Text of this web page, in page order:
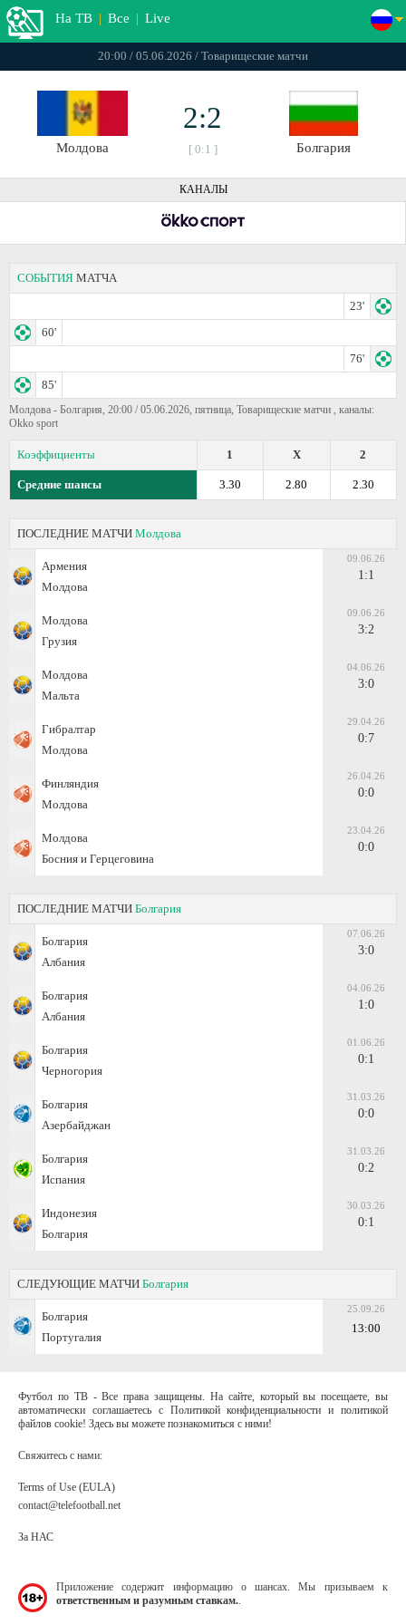
На ТВ | Все | Live
20:00 / 05.06.2026 / Товарищеские матчи
Молдова
2:2
[ 0:1 ] Болгария
КАНАЛЫ
СОБЫТИЯ МАТЧА
23'
60'
76'
85'
Молдова - Болгария, 20:00 / 05.06.2026, пятница, Товарищеские матчи , каналы:
Okko sport
Коэффициенты 2
X
1
Средние шансы 2.30
2.80
3.30
ПОСЛЕДНИЕ МАТЧИ Молдова
Армения
Молдова
09.06.26
1:1
Молдова
Грузия
09.06.26
3:2
Молдова
Мальта
04.06.26
3:0
Гибралтар
Молдова
29.04.26
0:7
Финляндия
Молдова
26.04.26
0:0
Молдова
Босния и Герцеговина
23.04.26
0:0
ПОСЛЕДНИЕ МАТЧИ Болгария
Болгария
Албания
07.06.26
3:0
Болгария
Албания
04.06.26
1:0
Болгария
Черногория
01.06.26
0:1
Болгария
Азербайджан
31.03.26
0:0
Болгария
Испания
31.03.26
0:2
Индонезия
Болгария
30.03.26
0:1
СЛЕДУЮЩИЕ МАТЧИ Болгария
Болгария
Португалия
25.09.26
13:00
Футбол по ТВ - Все права защищены. На сайте, который вы посещаете, вы
автоматически соглашаетесь с Политикой конфиденциальности и политикой
файлов cookie! Здесь вы можете познакомиться с ними!
Свяжитесь с нами:
Terms of Use (EULA)
contact@telefootball.net
За НАС
Приложение содержит информацию о шансах. Мы призываем к
ответственным и разумным ставкам.